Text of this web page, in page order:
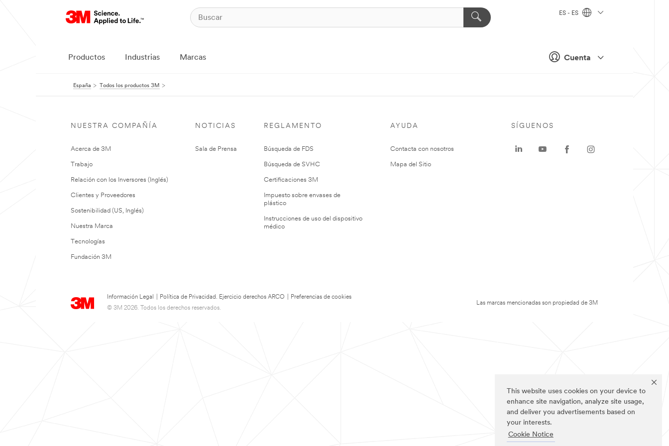
This website uses cookies on your device to
enhance site navigation, analyze site usage,
and deliver you advertisements based on
your interests.
Cookie Notice
Cuenta
ES - ES
Productos Industrias Marcas
España Todos los productos 3M
NUESTRA COMPAÑÍA
Acerca de 3M
Trabajo
Relación con los Inversores (Inglés)
Clientes y Proveedores
Sostenibilidad (US, Inglés)
Nuestra Marca
Tecnologías
Fundación 3M
NOTICIAS
Sala de Prensa
REGLAMENTO
Búsqueda de FDS
Búsqueda de SVHC
Certificaciones 3M
Impuesto sobre envases de
plástico
Instrucciones de uso del dispositivo
médico
AYUDA
Contacta con nosotros
Mapa del Sitio
Información Legal Política de Privacidad. Ejercicio derechos ARCO
Preferencias de cookies
© 3M 2026. Todos los derechos reservados.
SÍGUENOS
Las marcas mencionadas son propiedad de 3M